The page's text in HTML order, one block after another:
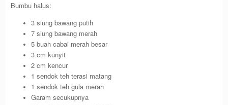
Bumbu halus:
3 siung bawang putih
7 siung bawang merah
5 buah cabai merah besar
3 cm kunyit
2 cm kencur
1 sendok teh terasi matang
1 sendok teh gula merah
Garam secukupnya